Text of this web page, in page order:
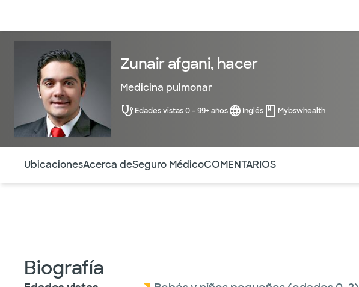
Zunair afgani, hacer
Medicina pulmonar
Edades vistas 0 - 99+ años Inglés Mybswhealth
UbicacionesAcerca deSeguro MédicoCOMENTARIOS
Biografía